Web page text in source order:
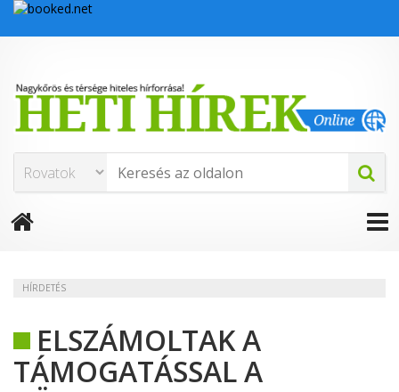
HÍRDETÉS
ELSZÁMOLTAK A
TÁMOGATÁSSAL A